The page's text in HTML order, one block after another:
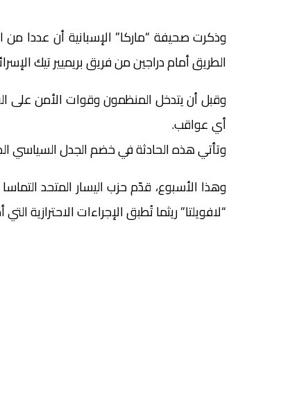
وذكرت صحيفة “ماركا” الإسبانية أن عددا
الطريق أمام دراجين من فريق بريميير تيك
وقبل أن يتدخل المنظمون وقوات الأمن على
أي عواقب.
وتأتي هذه الحادثة في خضم الجدل السياسي
وهذا الأسبوع، قدّم حزب اليسار المتحد
“لافويلتا” ريثما تُطبق الإجراءات الاحترازية